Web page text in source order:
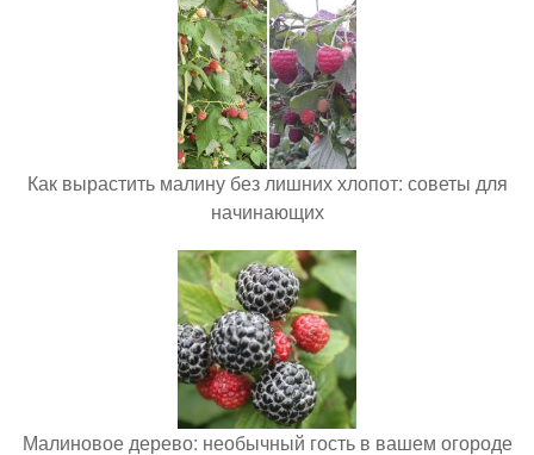
Как вырастить малину без лишних хлопот: советы для
начинающих
Малиновое дерево: необычный гость в вашем огороде